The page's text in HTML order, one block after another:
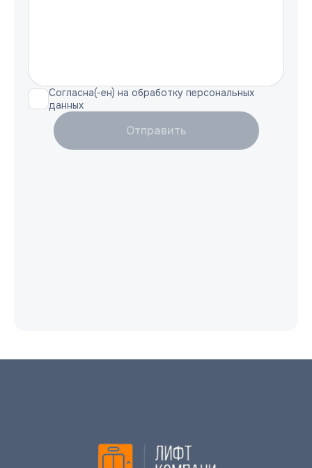
Согласна(-ен) на обработку персональных
данных
Отправить